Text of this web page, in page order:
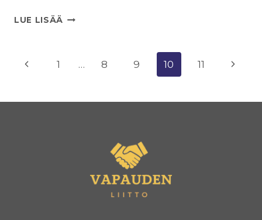
LUE LISÄÄ EKP:N
FANAATIKKOJEN
SIVUNAVIGOINTI
Edellinen
1 … 8 9 10 11